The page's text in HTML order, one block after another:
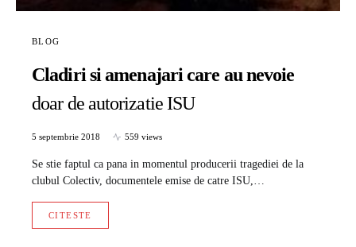
BLOG
Cladiri si amenajari care au nevoie
doar de autorizatie ISU
5 septembrie 2018 559 views
Se stie faptul ca pana in momentul producerii tragediei de la
clubul Colectiv, documentele emise de catre ISU,…
CITESTE